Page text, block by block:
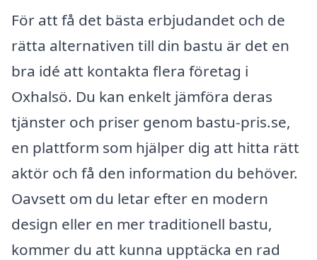
För att få det bästa erbjudandet och de
rätta alternativen till din bastu är det en
bra idé att kontakta flera företag i
Oxhalsö. Du kan enkelt jämföra deras
tjänster och priser genom bastu-pris.se,
en plattform som hjälper dig att hitta rätt
aktör och få den information du behöver.
Oavsett om du letar efter en modern
design eller en mer traditionell bastu,
kommer du att kunna upptäcka en rad